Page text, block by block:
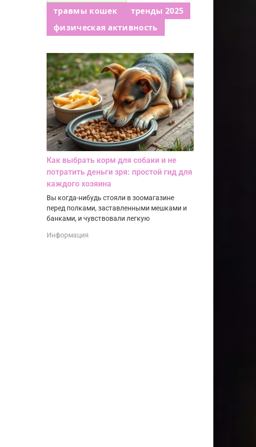
травмы кошек
тренды 2025
физическая активность
Как выбрать корм для собаки и не
потратить деньги зря: простой гид для
каждого хозяина
Вы когда-нибудь стояли в зоомагазине
перед полками, заставленными мешками и
банками, и чувствовали легкую
Информация